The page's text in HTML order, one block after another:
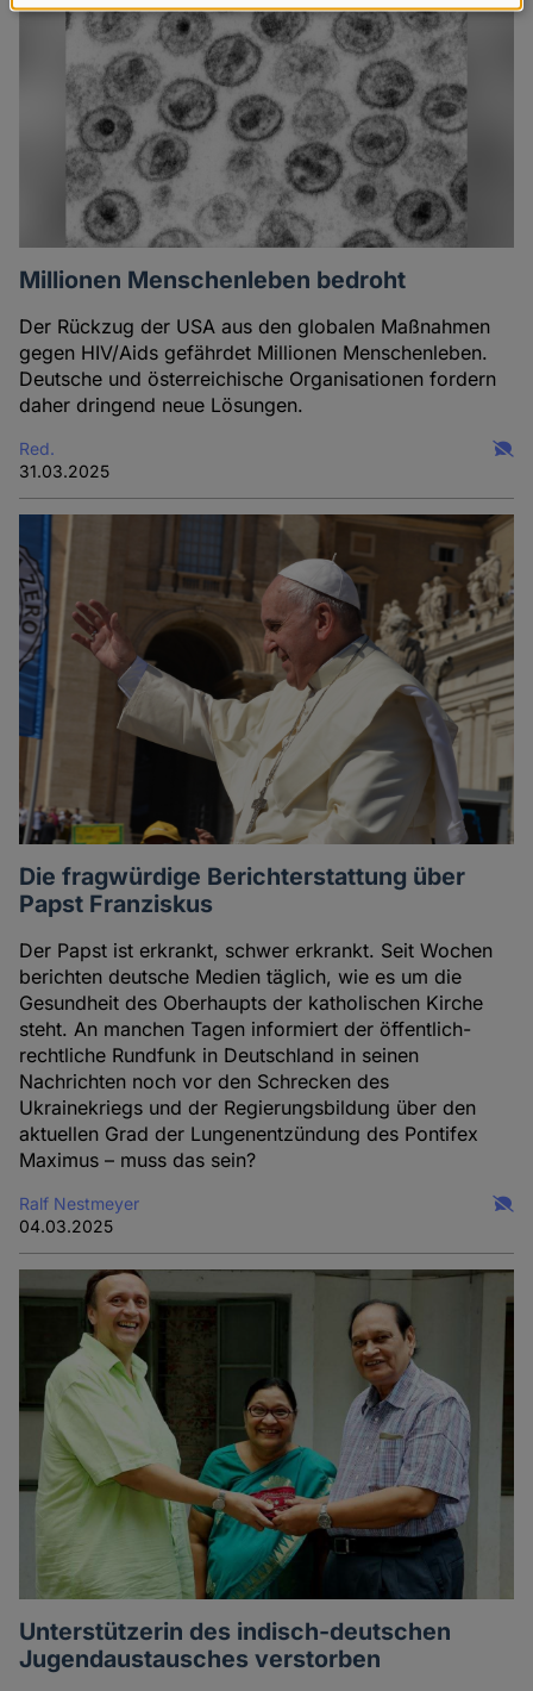
Millionen Menschenleben bedroht
Der Rückzug der USA aus den globalen Maßnahmen
gegen HIV/Aids gefährdet Millionen Menschenleben.
Deutsche und österreichische Organisationen fordern
daher dringend neue Lösungen.
Red.
31.03.2025
Die fragwürdige Berichterstattung über
Papst Franziskus
Der Papst ist erkrankt, schwer erkrankt. Seit Wochen
berichten deutsche Medien täglich, wie es um die
Gesundheit des Oberhaupts der katholischen Kirche
steht. An manchen Tagen informiert der öffentlich-
rechtliche Rundfunk in Deutschland in seinen
Nachrichten noch vor den Schrecken des
Ukrainekriegs und der Regierungsbildung über den
aktuellen Grad der Lungenentzündung des Pontifex
Maximus – muss das sein?
Ralf Nestmeyer
04.03.2025
Unterstützerin des indisch-deutschen
Jugendaustausches verstorben
Daten
Cookies